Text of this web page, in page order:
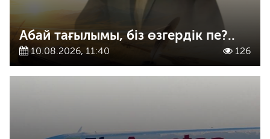
Абай тағылымы, біз өзгердік пе?..
10.08.2026, 11:40 126